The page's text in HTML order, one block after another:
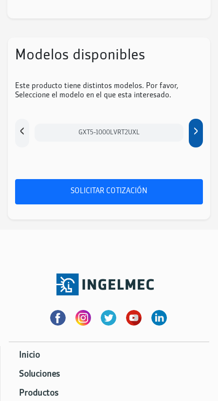
Modelos disponibles
Este producto tiene distintos modelos. Por favor,
Seleccione el modelo en el que esta interesado.
GXT5-1000LVRT2UXL
‹ ›
SOLICITAR COTIZACIÓN
Inicio
Soluciones
Productos